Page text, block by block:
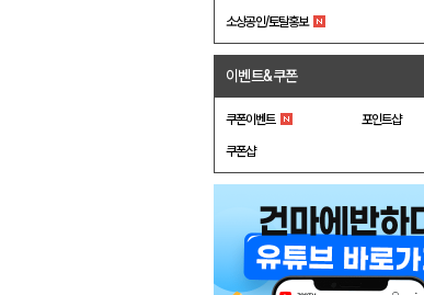
소상공인/토탈홍보
이벤트&쿠폰
쿠폰이벤트 포인트샵
쿠폰샵